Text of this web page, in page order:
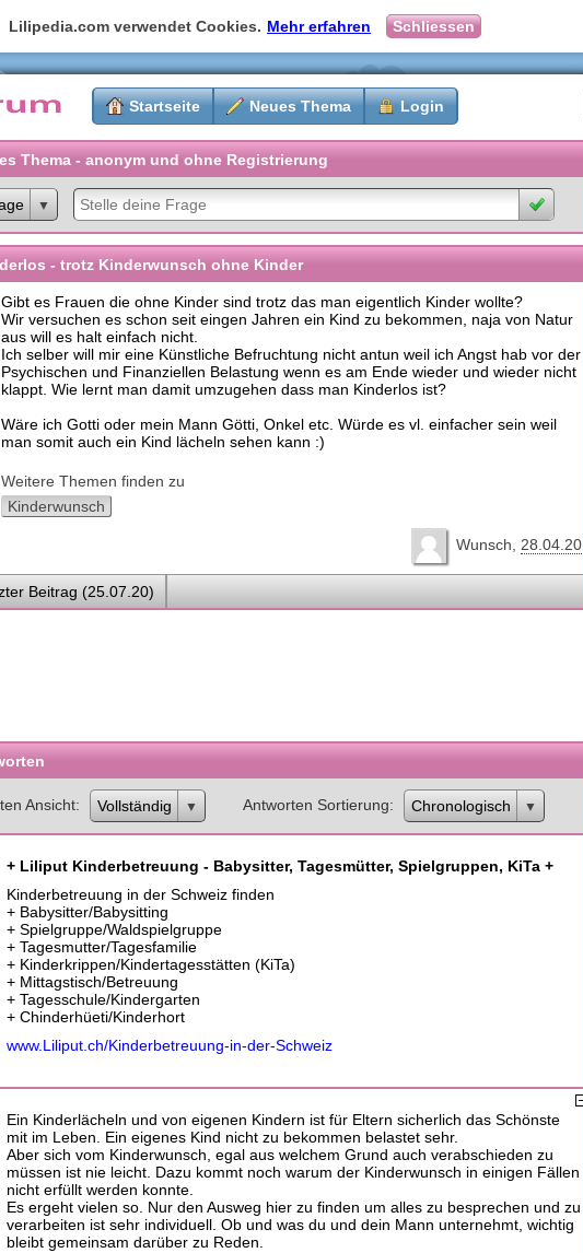
Lilipedia.com verwendet Cookies. Mehr erfahren Schliessen
Startseite Neues Thema Login
Thema - anonym und ohne Registrierung
- trotz Kinderwunsch ohne Kinder
Gibt es Frauen die ohne Kinder sind trotz das man eigentlich Kinder wollte?
Wir versuchen es schon seit eingen Jahren ein Kind zu bekommen, naja von Natur
aus will es halt einfach nicht.
Ich selber will mir eine Künstliche Befruchtung nicht antun weil ich Angst hab vor der
Psychischen und Finanziellen Belastung wenn es am Ende wieder und wieder nicht
klappt. Wie lernt man damit umzugehen dass man Kinderlos ist?
Wäre ich Gotti oder mein Mann Götti, Onkel etc. Würde es vl. einfacher sein weil
man somit auch ein Kind lächeln sehen kann :)
Weitere Themen finden zu
Kinderwunsch
Wunsch 28.04.20
Beitrag (25.07.20)
Ansicht Vollständig Antworten Sortierung Chronologisch
+ Liliput Kinderbetreuung - Babysitter, Tagesmütter, Spielgruppen, KiTa +
Kinderbetreuung in der Schweiz finden
+ Babysitter/Babysitting
+ Spielgruppe/Waldspielgruppe
+ Tagesmutter/Tagesfamilie
+ Kinderkrippen/Kindertagesstätten (KiTa)
+ Mittagstisch/Betreuung
+ Tagesschule/Kindergarten
+ Chinderhüeti/Kinderhort
www.Liliput.ch/Kinderbetreuung-in-der-Schweiz
Ein Kinderlächeln und von eigenen Kindern ist für Eltern sicherlich das Schönste
mit im Leben. Ein eigenes Kind nicht zu bekommen belastet sehr.
Aber sich vom Kinderwunsch, egal aus welchem Grund auch verabschieden zu
müssen ist nie leicht. Dazu kommt noch warum der Kinderwunsch in einigen Fällen
nicht erfüllt werden konnte.
Es ergeht vielen so. Nur den Ausweg hier zu finden um alles zu besprechen und zu
verarbeiten ist sehr individuell. Ob und was du und dein Mann unternehmt, wichtig
bleibt gemeinsam darüber zu Reden.